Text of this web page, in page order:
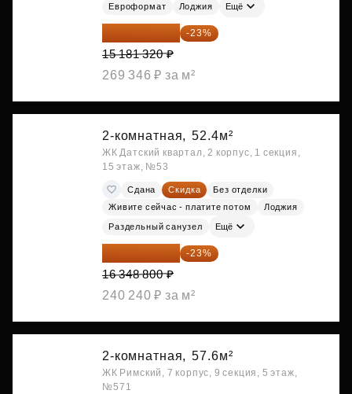
Евроформат Лоджия Ещё
11 689 616 ₽ -23%
15 181 320 ₽
269 346 ₽ за м²
2-комнатная, 52.4м²
ЖК Датский квартал, 2 корпус, 1 секция,
15 этаж, №53
Сдана Скидка
Без отделки
Живите сейчас - платите потом
Лоджия
Раздельный санузел Ещё
12 588 576 ₽ -23%
16 348 800 ₽
240 240 ₽ за м²
2-комнатная, 57.6м²
ЖК Римский, 7 корпус, 9 секция, 5 этаж,
№571